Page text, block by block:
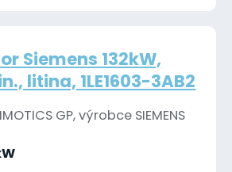
Siemens 132kW,
litina, 1LE1603-3AB2
GP, výrobce SIEMENS